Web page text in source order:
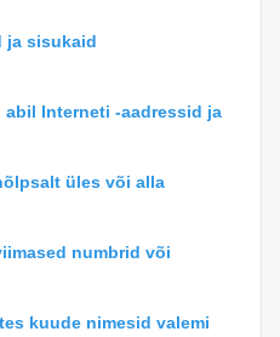
ja sisukaid
abil Interneti -aadressid ja
üles või alla
numbrid või
kuude nimesid valemi